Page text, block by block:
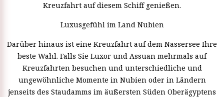
Kreuzfahrt auf diesem Schiff genießen.
Luxusgefühl im Land Nubien
Darüber hinaus ist eine Kreuzfahrt auf dem Nassersee Ihre
beste Wahl. Falls Sie Luxor und Assuan mehrmals auf
Kreuzfahrten besuchen und unterschiedliche und
ungewöhnliche Momente in Nubien oder in Ländern
jenseits des Staudamms im äußersten Süden Oberägyptens